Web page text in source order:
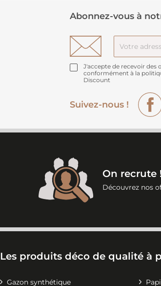
Abonnez-vous à
J'accepte de recevoir des
conformément à la
Discount
Suivez-nous !
On recrute
Découvrez nos
Les produits déco de qualité à
Gazon synthétique